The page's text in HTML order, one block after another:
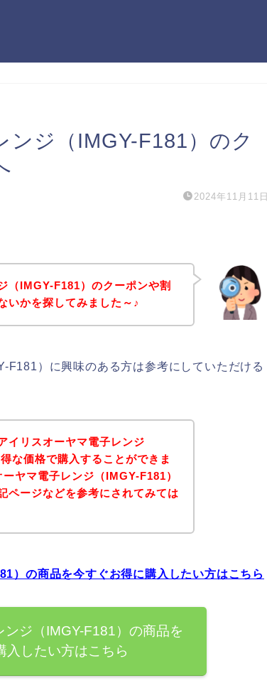
ジ（IMGY-F181）のク
2024年11月11日
（IMGY-F181）のクーポンや割
いかを探してみました～♪
F181）に興味のある方は参考にしていただける
イリスオーヤマ電子レンジ
な価格で購入することができま
ヤマ電子レンジ（IMGY-F181）
ページなどを参考にされてみては
）の商品を今すぐお得に購入したい方はこちら
ジ（IMGY-F181）の商品を
入したい方はこちら